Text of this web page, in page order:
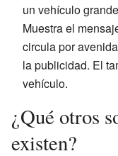
un vehículo
Muestra el
circula por
la publicidad. El
vehículo.
¿Qué otros
existen?